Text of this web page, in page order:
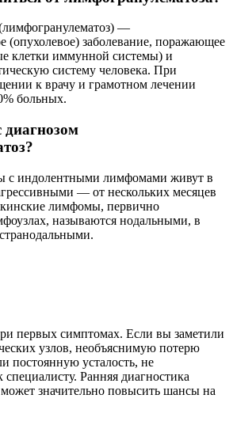
—
(опухолевое) заболевание, поражающее
клетки иммунной системы) и
систему человека. При
к врачу и грамотном лечении
больных.
диагнозом
с индолентными лимфомами живут в
— от нескольких месяцев
лимфомы, первично
называются нодальными, в
первых симптомах. Если вы заметили
узлов, необъяснимую потерю
постоянную усталость, не
специалисту. Ранняя диагностика
значительно повысить шансы на